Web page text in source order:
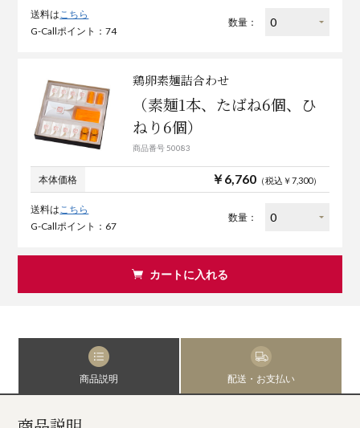
送料は こちら
G-Callポイント：74
数量：
鶏卵素麺詰合わせ
（素麺1本、たばね6個、ひ
ねり6個）
商品番号 50083
本体価格 ￥6,760（税込￥7,300）
送料は こちら
G-Callポイント：67
数量：
カートに入れる
商品説明 配送・お支払い